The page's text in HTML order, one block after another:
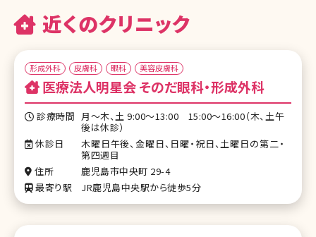
近くのクリニック
形成外科 皮膚科 眼科 美容皮膚科
医療法人明星会 そのだ眼科・形成外科
診療時間 月～木、土 9:00〜13:00 15:00〜16:00（木、土午
後は休診）
休診日
木曜日午後、金曜日、日曜・祝日、土曜日の第二・
第四週目
住所
鹿児島市中央町 29-4
最寄り駅
JR鹿児島中央駅から徒歩5分